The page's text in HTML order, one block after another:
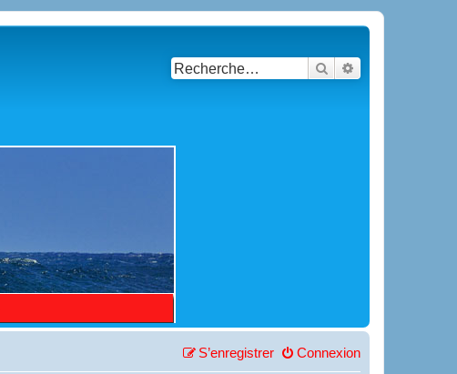
Rechercher
Connexion
S’enregistrer